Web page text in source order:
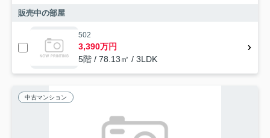
販売中の部屋
502
3,390万円
5階 / 78.13㎡ / 3LDK
中古マンション